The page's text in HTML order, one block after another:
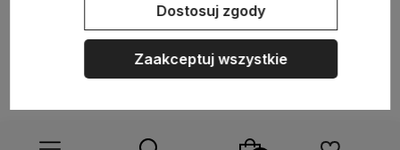
Sklep internetowy Shoper.pl Szablon Shoper Modern 3.0™
GrowCommerce
Dostosuj zgody
Zaakceptuj wszystkie